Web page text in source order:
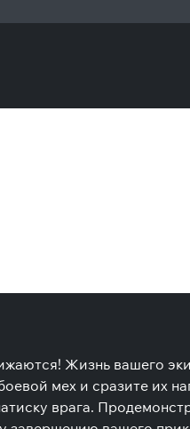
Жизнь вашего
мех и сразите их
врага.